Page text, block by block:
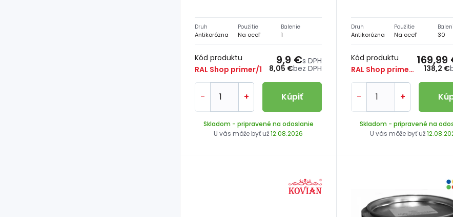
Druh
Antikorózna
Použitie
Na oceľ
Balenie
1
Kód produktu
RAL Shop primer/1
8,05 €bez DPH
9,9 €s DPH
- + Kúpiť
Skladom - pripravené na odoslanie
U vás môže byť už12.08.2026
Druh
Antikorózna
Použitie
Na oceľ 30
Kód produktu
RAL Shop primer/26
138,2 €
169,99
- +
Skladom - pripravené na
U vás môže byť už